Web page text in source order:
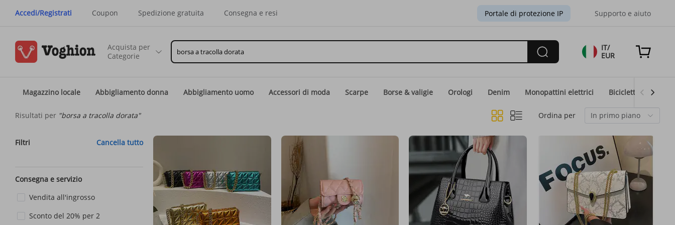
Accedi/Registrati Coupon Spedizione gratuita Consegna e resi Portale di protezione IP Supporto e aiuto
Acquista per
Categorie
IT/
EUR
Magazzino locale Abbigliamento donna Abbigliamento uomo Accessori di moda Scarpe Borse & valigie Orologi Denim Monopattini elettrici Biciclette elettriche
Risultati per "borsa a tracolla dorata" Ordina per In primo piano
Filtri Cancella tutto
Consegna e servizio
Vendita all'ingrosso
Sconto del 20% per 2